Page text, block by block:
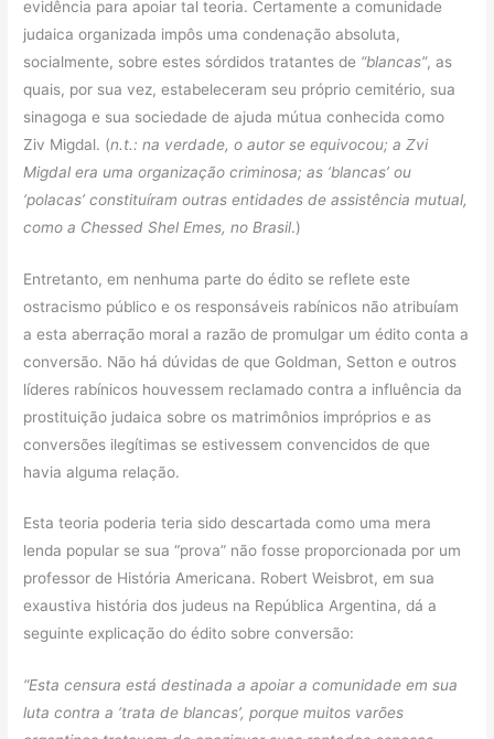
evidência para apoiar tal teoria. Certamente a comunidade
judaica organizada impôs uma condenação absoluta,
socialmente, sobre estes sórdidos tratantes de “blancas”, as
quais, por sua vez, estabeleceram seu próprio cemitério, sua
sinagoga e sua sociedade de ajuda mútua conhecida como
Ziv Migdal. (n.t.: na verdade, o autor se equivocou; a Zvi
Migdal era uma organização criminosa; as ‘blancas’ ou
‘polacas’ constituíram outras entidades de assistência mutual,
como a Chessed Shel Emes, no Brasil.)
Entretanto, em nenhuma parte do édito se reflete este
ostracismo público e os responsáveis rabínicos não atribuíam
a esta aberração moral a razão de promulgar um édito conta a
conversão. Não há dúvidas de que Goldman, Setton e outros
líderes rabínicos houvessem reclamado contra a influência da
prostituição judaica sobre os matrimônios impróprios e as
conversões ilegítimas se estivessem convencidos de que
havia alguma relação.
Esta teoria poderia teria sido descartada como uma mera
lenda popular se sua “prova” não fosse proporcionada por um
professor de História Americana. Robert Weisbrot, em sua
exaustiva história dos judeus na República Argentina, dá a
seguinte explicação do édito sobre conversão:
“Esta censura está destinada a apoiar a comunidade em sua
luta contra a ‘trata de blancas’, porque muitos varões